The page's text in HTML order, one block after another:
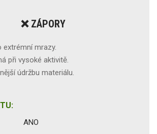
❌ ZÁPORY
extrémní mrazy.
při vysoké aktivitě.
údržbu materiálu.
ANO